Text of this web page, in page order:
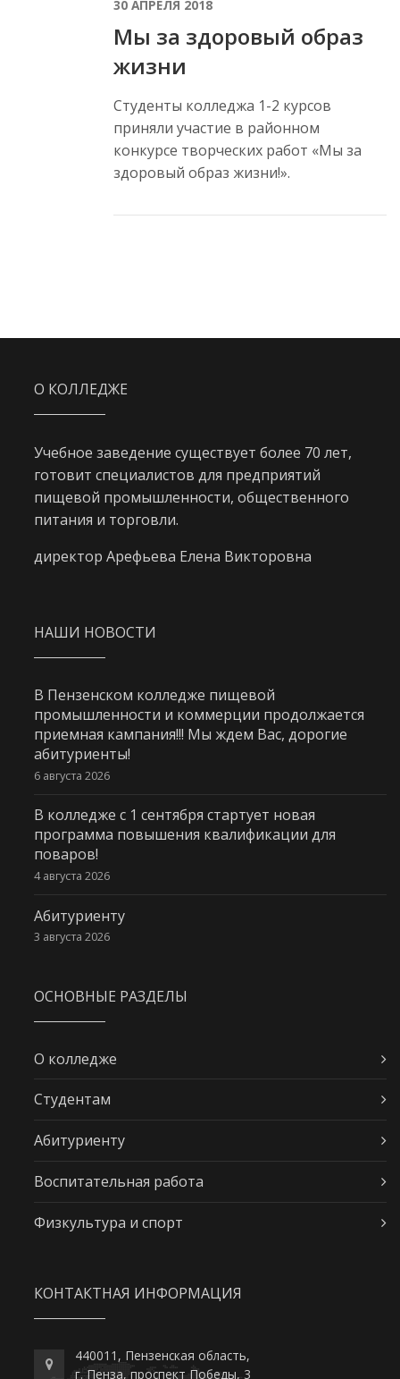
30 АПРЕЛЯ 2018
Мы за здоровый образ
жизни
Студенты колледжа 1-2 курсов
приняли участие в районном
конкурсе творческих работ «Мы за
здоровый образ жизни!».
О КОЛЛЕДЖЕ
Учебное заведение существует более 70 лет,
готовит специалистов для предприятий
пищевой промышленности, общественного
питания и торговли.
директор Арефьева Елена Викторовна
НАШИ НОВОСТИ
В Пензенском колледже пищевой
промышленности и коммерции продолжается
приемная кампания!!! Мы ждем Вас, дорогие
абитуриенты!
6 августа 2026
В колледже с 1 сентября стартует новая
программа повышения квалификации для
поваров!
4 августа 2026
Абитуриенту
3 августа 2026
ОСНОВНЫЕ РАЗДЕЛЫ
О колледже
Студентам
Абитуриенту
Воспитательная работа
Физкультура и спорт
КОНТАКТНАЯ ИНФОРМАЦИЯ
440011, Пензенская область,
г. Пенза, проспект Победы, 3